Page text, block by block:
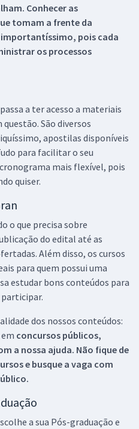
Conhecer as
tomam a frente da
pois cada
os processos
a ter acesso a materiais
São diversos
apostilas disponíveis
para facilitar o seu
mais flexível, pois
quiser.
o que precisa sobre
do edital até as
Além disso, os cursos
para quem possui uma
estudar bons conteúdos para
participar.
dos nossos conteúdos:
concursos públicos,
a nossa ajuda. Não fique de
e busque a vaga com
a sua Pós-graduação e